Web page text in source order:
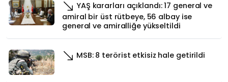
YAŞ kararları açıklandı: 17 general ve
amiral bir üst rütbeye, 56 albay ise
general ve amiralliğe yükseltildi
MSB: 8 terörist etkisiz hale getirildi